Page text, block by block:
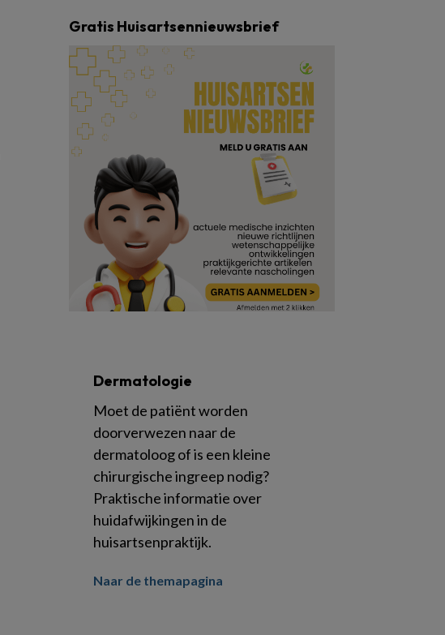
Gratis Huisartsennieuwsbrief
Dermatologie
Moet de patiënt worden
doorverwezen naar de
dermatoloog of is een kleine
chirurgische ingreep nodig?
Praktische informatie over
huidafwijkingen in de
huisartsenpraktijk.
Naar de themapagina